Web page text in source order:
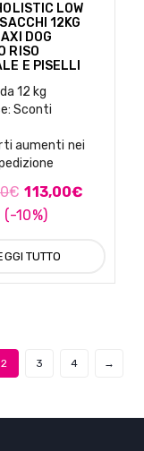
LOW
12KG
DOG
RISO
E PISELLI
12 kg
Sconti
aumenti nei
€ 113,00€
(-10%)
TUTTO
2 3 4 →